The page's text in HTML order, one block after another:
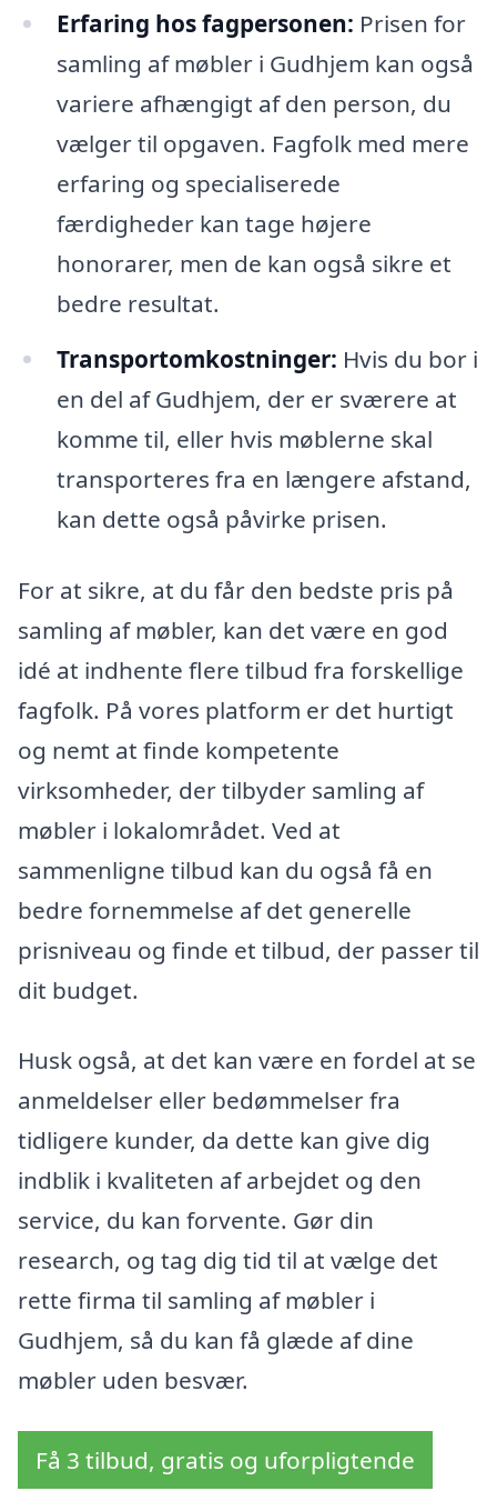
Erfaring hos fagpersonen: Prisen for
samling af møbler i Gudhjem kan også
variere afhængigt af den person, du
vælger til opgaven. Fagfolk med mere
erfaring og specialiserede
færdigheder kan tage højere
honorarer, men de kan også sikre et
bedre resultat.
Transportomkostninger: Hvis du bor i
en del af Gudhjem, der er sværere at
komme til, eller hvis møblerne skal
transporteres fra en længere afstand,
kan dette også påvirke prisen.
For at sikre, at du får den bedste pris på
samling af møbler, kan det være en god
idé at indhente flere tilbud fra forskellige
fagfolk. På vores platform er det hurtigt
og nemt at finde kompetente
virksomheder, der tilbyder samling af
møbler i lokalområdet. Ved at
sammenligne tilbud kan du også få en
bedre fornemmelse af det generelle
prisniveau og finde et tilbud, der passer til
dit budget.
Husk også, at det kan være en fordel at se
anmeldelser eller bedømmelser fra
tidligere kunder, da dette kan give dig
indblik i kvaliteten af arbejdet og den
service, du kan forvente. Gør din
research, og tag dig tid til at vælge det
rette firma til samling af møbler i
Gudhjem, så du kan få glæde af dine
møbler uden besvær.
Få 3 tilbud, gratis og uforpligtende